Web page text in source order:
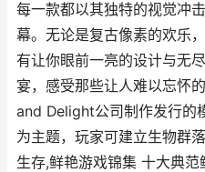
每一款都以其独特的视觉冲
幕。无论是复古像素的欢乐
有让你眼前一亮的设计与无
宴，感受那些让人难以忘怀
and Delight公司制作发行的
为主题，玩家可建立生物群
生存,鲜艳游戏锦集 十大典